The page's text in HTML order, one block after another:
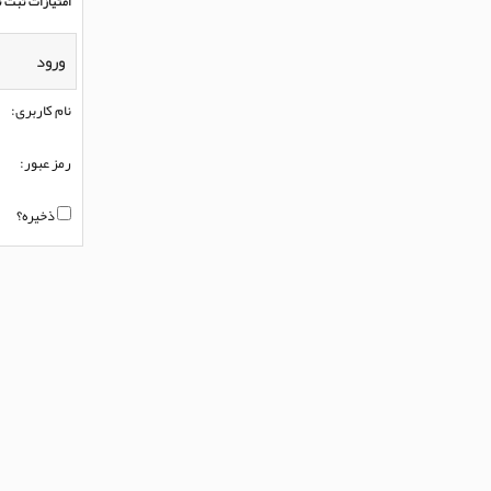
ورود
نام کاربری:
رمز عبور:
ذخیره؟